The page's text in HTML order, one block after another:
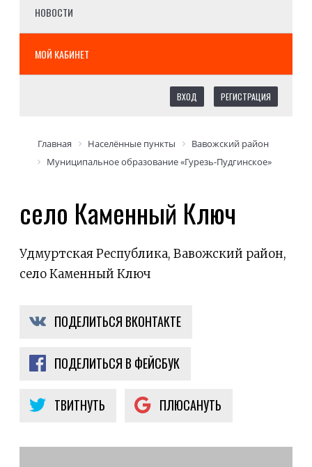
НОВОСТИ
МОЙ КАБИНЕТ
ВХОД РЕГИСТРАЦИЯ
Главная Населённые пункты
Вавожский район
Муниципальное образование «Гурезь-Пудгинское»
село Каменный Ключ
Удмуртская Республика, Вавожский район,
село Каменный Ключ
ПОДЕЛИТЬСЯ ВКОНТАКТЕ
ПОДЕЛИТЬСЯ В ФЕЙСБУК
ТВИТНУТЬ ПЛЮСАНУТЬ